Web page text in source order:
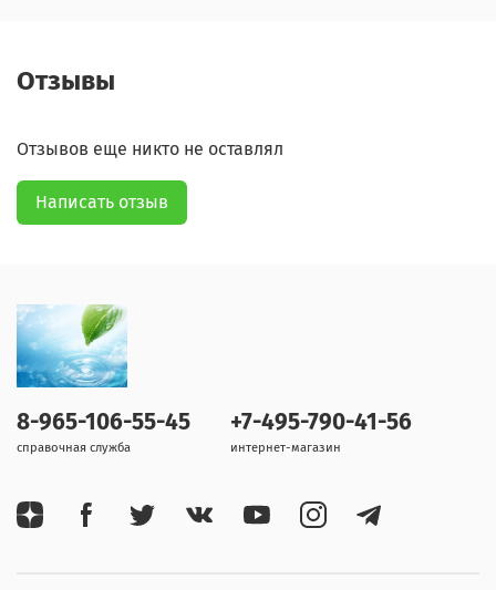
Отзывы
Отзывов еще никто не оставлял
Написать отзыв
8-965-106-55-45
справочная служба
+7-495-790-41-56
интернет-магазин